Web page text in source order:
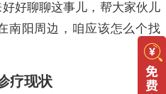
好聊聊这事儿，帮大家伙儿
南阳周边，咱应该怎么个找
疗现状